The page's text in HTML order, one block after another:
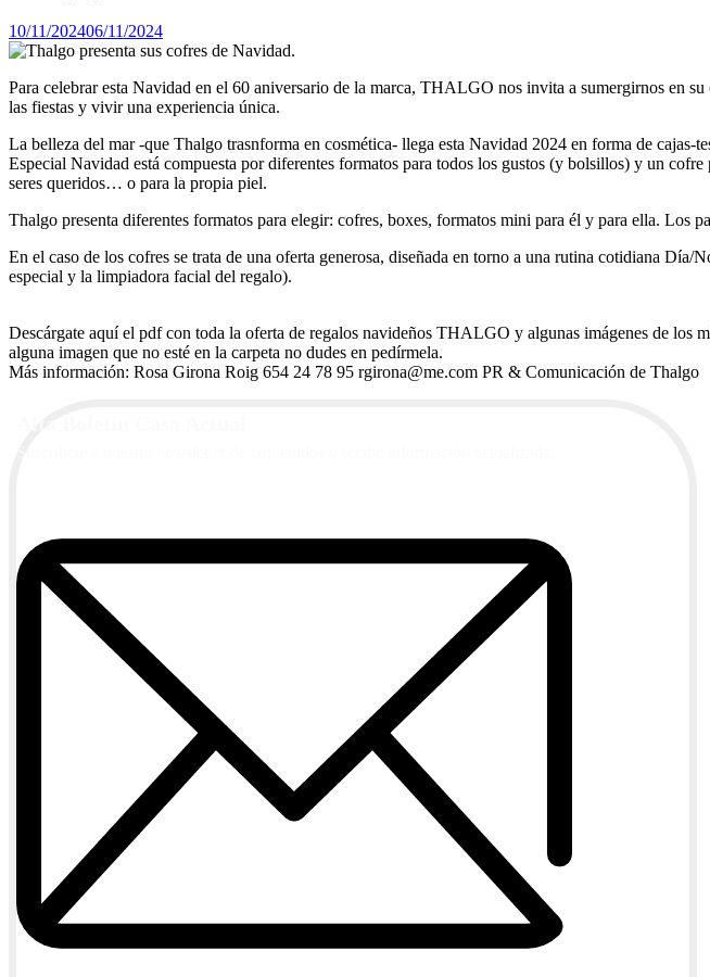
10/11/202406/11/2024
Para celebrar esta Navidad en el 60 aniversario de la marca, THALGO nos invita a sumergirnos en
las fiestas y vivir una experiencia única.
La belleza del mar -que Thalgo trasnforma en cosmética- llega esta Navidad 2024 en forma de
Especial Navidad está compuesta por diferentes formatos para todos los gustos (y bolsillos) y un
seres queridos… o para la propia piel.
Thalgo presenta diferentes formatos para elegir: cofres, boxes, formatos mini para él y para ella. Los
En el caso de los cofres se trata de una oferta generosa, diseñada en torno a una rutina cotidiana
especial y la limpiadora facial del regalo).
Descárgate aquí el pdf con toda la oferta de regalos navideños THALGO y algunas imágenes de los
alguna imagen que no esté en la carpeta no dudes en pedírmela.
Más información: Rosa Girona Roig 654 24 78 95 rgirona@me.com PR & Comunicación de Thalgo